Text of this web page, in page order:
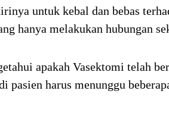
untuk kebal dan bebas
hanya melakukan hubungan
apakah Vasektomi telah
pasien harus menunggu